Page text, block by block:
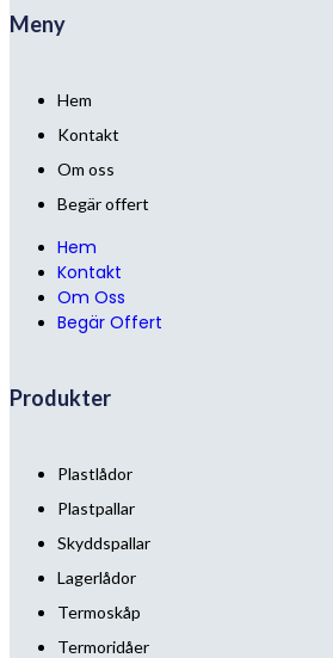
Meny
Hem
Kontakt
Om oss
Begär offert
Hem
Kontakt
Om Oss
Begär Offert
Produkter
Plastlådor
Plastpallar
Skyddspallar
Lagerlådor
Termoskåp
Termoridåer